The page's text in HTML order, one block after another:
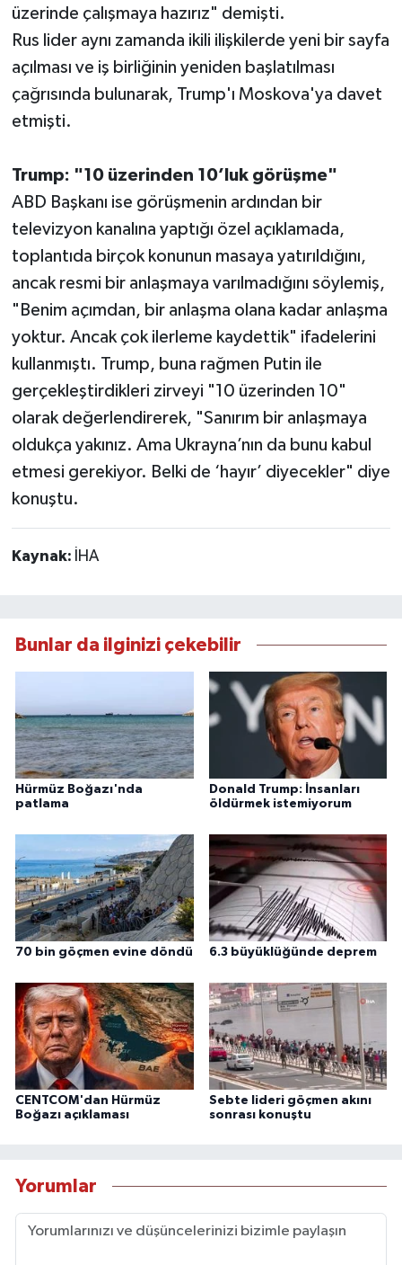
üzerinde çalışmaya hazırız" demişti.
Rus lider aynı zamanda ikili ilişkilerde yeni bir sayfa
açılması ve iş birliğinin yeniden başlatılması
çağrısında bulunarak, Trump'ı Moskova'ya davet
etmişti.
Trump: "10 üzerinden 10’luk görüşme"
ABD Başkanı ise görüşmenin ardından bir
televizyon kanalına yaptığı özel açıklamada,
toplantıda birçok konunun masaya yatırıldığını,
ancak resmi bir anlaşmaya varılmadığını söylemiş,
"Benim açımdan, bir anlaşma olana kadar anlaşma
yoktur. Ancak çok ilerleme kaydettik" ifadelerini
kullanmıştı. Trump, buna rağmen Putin ile
gerçekleştirdikleri zirveyi "10 üzerinden 10"
olarak değerlendirerek, "Sanırım bir anlaşmaya
oldukça yakınız. Ama Ukrayna’nın da bunu kabul
etmesi gerekiyor. Belki de ‘hayır’ diyecekler" diye
konuştu.
Kaynak: İHA
Bunlar da ilginizi çekebilir
Hürmüz Boğazı'nda
patlama
Donald Trump: İnsanları
öldürmek istemiyorum
70 bin göçmen evine döndü 6.3 büyüklüğünde deprem
CENTCOM'dan Hürmüz
Boğazı açıklaması
Sebte lideri göçmen akını
sonrası konuştu
Yorumlar